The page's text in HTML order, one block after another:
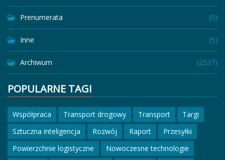
Prenumerata (0)
Inne (5)
Archiwum (2537)
POPULARNE TAGI
Współpraca Transport drogowy Transport
Targi
Sztuczna inteligencja
Rozwój Raport
Przesyłki
Powierzchnie logistyczne
Nowoczesne technologie